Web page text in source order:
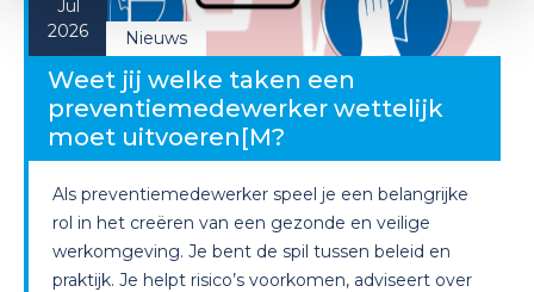
Jul
2026
Nieuws
Weet jij welke taken een
preventiemedewerker wettelijk
moet uitvoeren[M?
Als preventiemedewerker speel je een belangrijke
rol in het creëren van een gezonde en veilige
werkomgeving. Je bent de spil tussen beleid en
praktijk. Je helpt risico’s voorkomen, adviseert over